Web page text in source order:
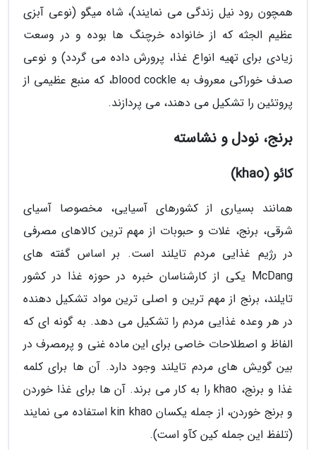
همچون رود نیل زندگی می نمایند)، شاه میگو (نوعی آبزی
عظیم الجثه که از خانواده خرچنگ ها بوده و در وسعت
زیادی برای تهیه انواع غذا، پرورش داده می گردد) و نوعی
صدف خوراکی معروف به blood cockle، که منبع عظیمی از
پروتئین را تشکیل می دهند، می پردازند.
برنج، نودل و نشاسته
کائو (khao)
همانند بسیاری از کشورهای آسیایی، مخصوصا آسیای
شرقی، برنج، غلات و حبوبات از مهم ترین کالاهای مصرفی
در رژیم غذایی مردم تایلند است. بر اساس گفته های
McDang یکی از کارشناسان خبره در حوزه غذا در کشور
تایلند، برنج از مهم ترین و اصلی ترین مواد تشکیل دهنده
در هر وعده غذایی مردم را تشکیل می دهد. به گونه ای که
الفاظ و اصطلاحات خاصی برای این ماده غنی و پرمصرف در
بین گویش های مردم تایلند وجود دارد. آن ها برای کلمه
غذا و برنج، khao را به کار می برند. آن ها برای غذا خوردن
و برنج خوردن، از جمله یکسان kin khao استفاده می نمایند
(تلفظ این جمله کین کآو است).